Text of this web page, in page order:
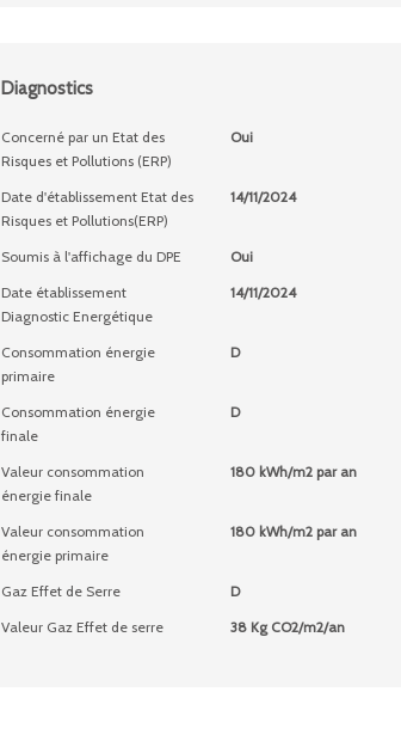
Diagnostics
Concerné par un Etat des
Risques et Pollutions (ERP)
Oui
Date d'établissement Etat des
Risques et Pollutions(ERP)
14/11/2024
Soumis à l'affichage du DPE
Oui
Date établissement
Diagnostic Energétique
14/11/2024
Consommation énergie
primaire
D
Consommation énergie
finale
D
Valeur consommation
énergie finale
180 kWh/m2 par an
Valeur consommation
énergie primaire
180 kWh/m2 par an
Gaz Effet de Serre
D
Valeur Gaz Effet de serre
38 Kg CO2/m2/an